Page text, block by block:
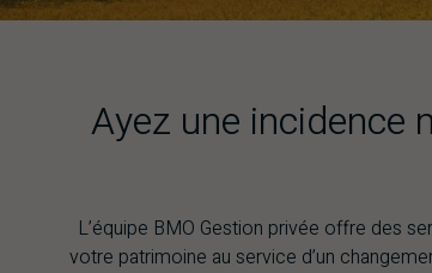
Ayez une incidence
L’équipe BMO Gestion privée offre des
votre patrimoine au service d’un